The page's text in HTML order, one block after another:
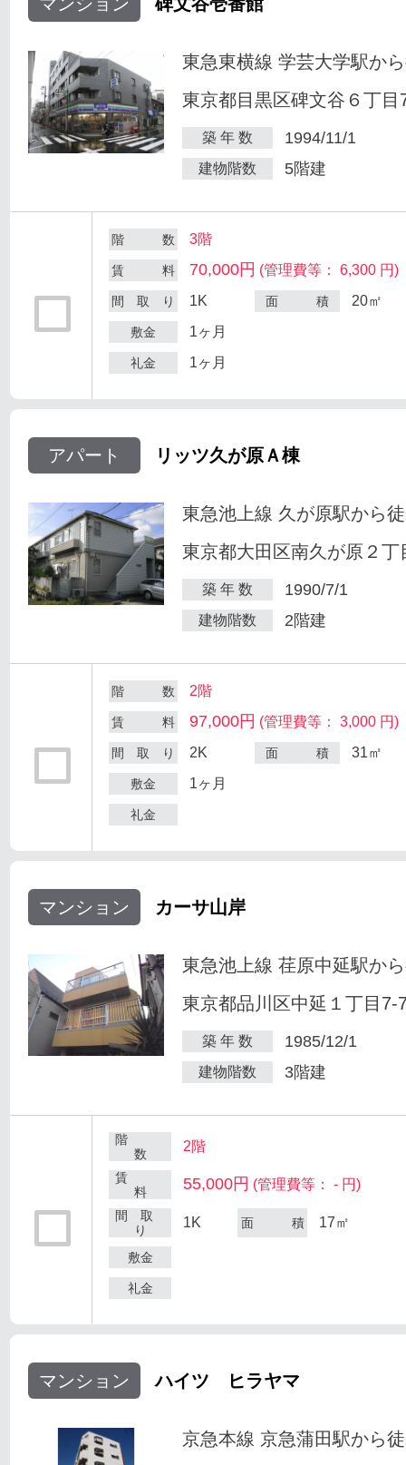
東急東横線 学芸大学駅か
東京都目黒区碑文谷６丁目
築 年 数 1994/11/1
建物階数 5階建
階 数 3階
賃 料 70,000円 (管理費等： 6,300 円)
間 取 り 1K 面 積 20㎡
敷金 1ヶ月
礼金 1ヶ月
アパート リッツ久が原Ａ棟
東急池上線 久が原駅から
東京都大田区南久が原２丁
築 年 数 1990/7/1
建物階数 2階建
階 数 2階
賃 料 97,000円 (管理費等： 3,000 円)
間 取 り 2K 面 積 31㎡
敷金 1ヶ月
礼金
マンション カーサ山岸
東急池上線 荏原中延駅か
東京都品川区中延１丁目7-
築 年 数 1985/12/1
建物階数 3階建
階
数
2階
賃
料
55,000円 (管理費等： - 円)
間 取
り
1K 面 積 17㎡
敷金
礼金
マンション ハイツ ヒラヤマ
京急本線 京急蒲田駅から